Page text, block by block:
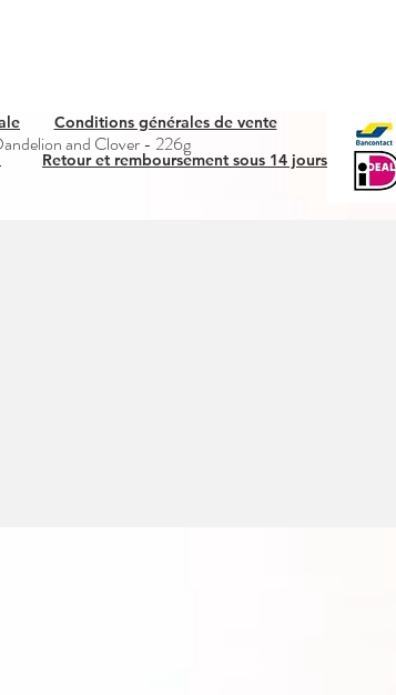
Snel overzicht
and Clover - 226g
Conditions générales de vente
Retour et remboursement sous 14 jours